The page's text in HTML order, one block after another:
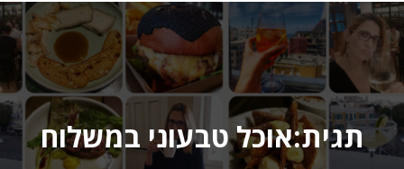
תגית:אוכל טבעוני במשלוח